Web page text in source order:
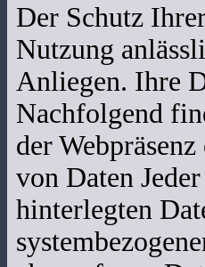
Der Schutz
Nutzung
Anliegen. Ihre
Nachfolgend
der
von Daten
hinterlegten